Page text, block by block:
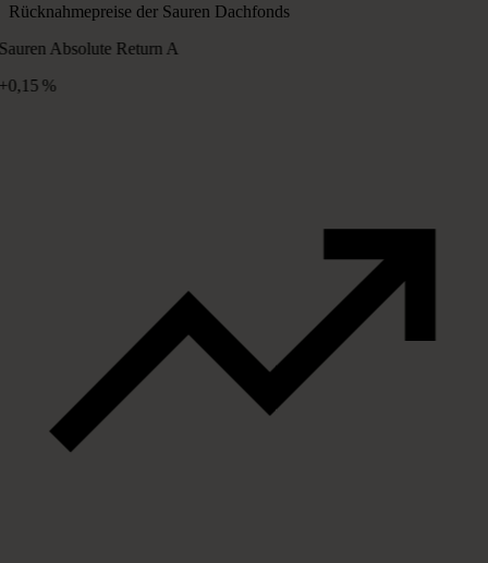
Rücknahmepreise der Sauren Dachfonds
Absolute Return A
%